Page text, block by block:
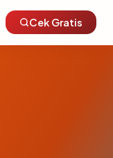
Cek Gratis